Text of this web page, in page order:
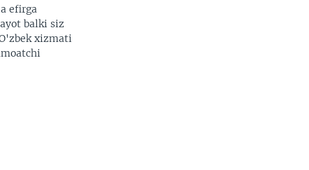
efirga
balki siz
xizmati